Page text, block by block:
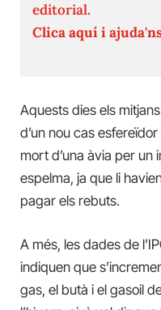
editorial.
Clica aquí i
Aquests dies els
d’un nou cas
mort d’una àvia per
espelma, ja que li
pagar els rebuts.
A més, les dades de
indiquen que
gas, el butà i el gasoil